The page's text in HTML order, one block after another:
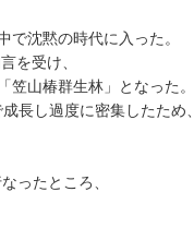
沈黙の時代に入った。
を受け、
山椿群生林」となった。
長し過度に密集したため、
ったところ、